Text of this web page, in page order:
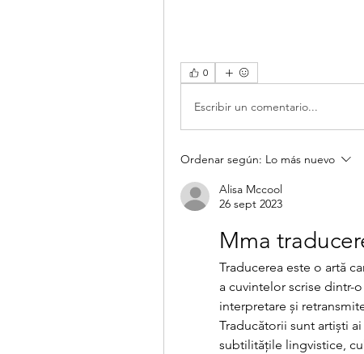
0
Escribir un comentario...
Ordenar según: Lo más nuevo
Alisa Mccool
26 sept 2023
Mma
Traducerea este o artă
a cuvintelor scrise dintr-
interpretare și
Traducătorii sunt artiști
subtilitățile lingvistice,